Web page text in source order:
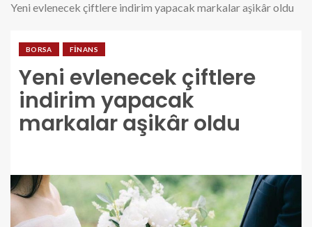
Yeni evlenecek çiftlere indirim yapacak markalar aşikâr oldu
BORSA FINANS
Yeni evlenecek çiftlere
indirim yapacak
markalar aşikâr oldu